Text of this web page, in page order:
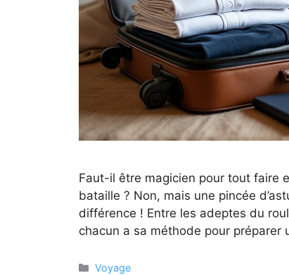
Faut-il être magicien pour tout faire
bataille ? Non, mais une pincée
différence ! Entre les adeptes du
chacun a sa méthode pour
Catégories
Voyage